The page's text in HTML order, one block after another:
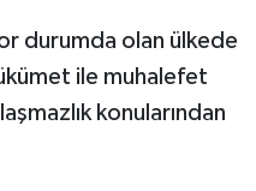
durumda olan ülkede
ile muhalefet
konularından